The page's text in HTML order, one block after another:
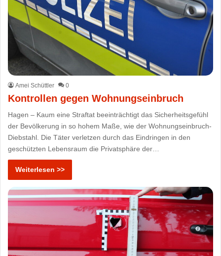
Amei Schüttler 0
Kontrollen gegen Wohnungseinbruch
Hagen – Kaum eine Straftat beeinträchtigt das Sicherheitsgefühl
der Bevölkerung in so hohem Maße, wie der Wohnungseinbruch-
Diebstahl. Die Täter verletzen durch das Eindringen in den
geschützten Lebensraum die Privatsphäre der…
Weiterlesen >>